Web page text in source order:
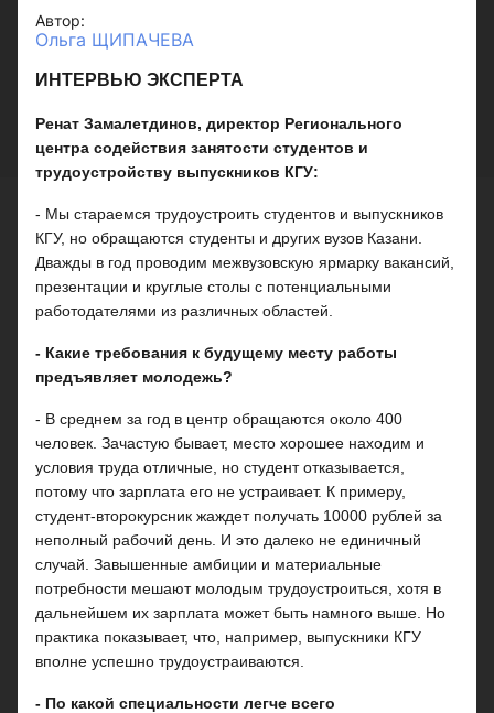
Автор:
Ольга ЩИПАЧЕВА
ИНТЕРВЬЮ ЭКСПЕРТА
Ренат Замалетдинов, директор Регионального
центра содействия занятости студентов и
трудоустройству выпускников КГУ:
- Мы стараемся трудоустроить студентов и выпускников
КГУ, но обращаются студенты и других вузов Казани.
Дважды в год проводим межвузовскую ярмарку вакансий,
презентации и круглые столы с потенциальными
работодателями из различных областей.
- Какие требования к будущему месту работы
предъявляет молодежь?
- В среднем за год в центр обращаются около 400
человек. Зачастую бывает, место хорошее находим и
условия труда отличные, но студент отказывается,
потому что зарплата его не устраивает. К примеру,
студент-второкурсник жаждет получать 10000 рублей за
неполный рабочий день. И это далеко не единичный
случай. Завышенные амбиции и материальные
потребности мешают молодым трудоустроиться, хотя в
дальнейшем их зарплата может быть намного выше. Но
практика показывает, что, например, выпускники КГУ
вполне успешно трудоустраиваются.
- По какой специальности легче всего